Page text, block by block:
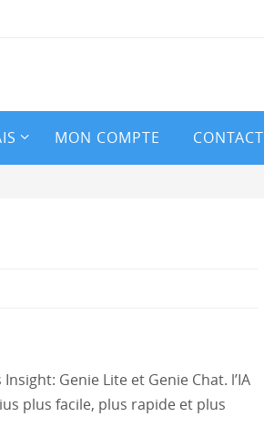
MON COMPTE CONTACT
Genie Lite et Genie Chat. l’IA
plus facile, plus rapide et plus